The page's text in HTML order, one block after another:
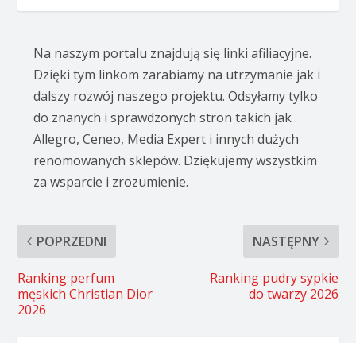
Na naszym portalu znajdują się linki afiliacyjne.
Dzięki tym linkom zarabiamy na utrzymanie jak i
dalszy rozwój naszego projektu. Odsyłamy tylko
do znanych i sprawdzonych stron takich jak
Allegro, Ceneo, Media Expert i innych dużych
renomowanych sklepów. Dziękujemy wszystkim
za wsparcie i zrozumienie.
POPRZEDNI
Ranking perfum
męskich Christian Dior
2026
NASTĘPNY
Ranking pudry sypkie
do twarzy 2026